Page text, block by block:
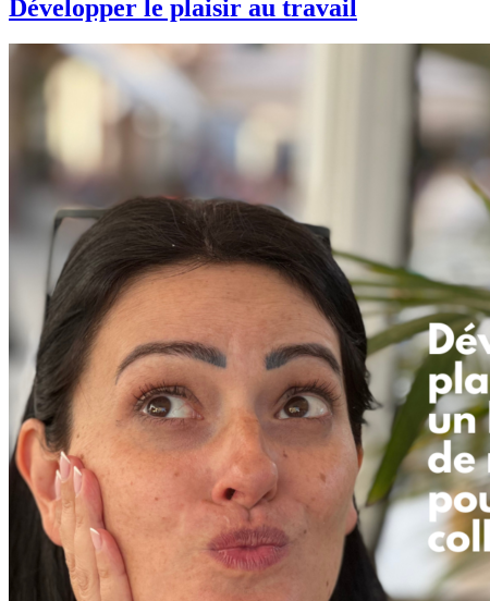
Développer le plaisir au travail